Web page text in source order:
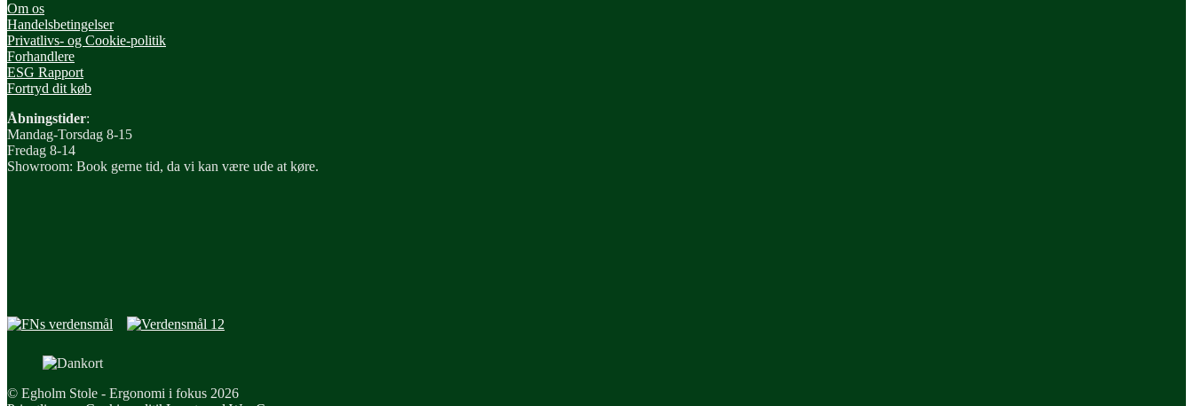
Om os
Handelsbetingelser
Privatlivs- og Cookie-politik
Forhandlere
ESG Rapport
Fortryd dit køb
Åbningstider:
Mandag-Torsdag 8-15
Fredag 8-14
Showroom: Book gerne tid, da vi kan være ude at køre.
© Egholm Stole - Ergonomi i fokus 2026